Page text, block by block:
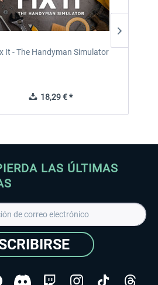
It - The Handyman Simulator
18,29 € *
LAS ÚLTIMAS